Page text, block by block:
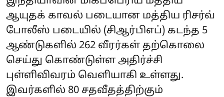
ஆயுதக் காவல் படையான மத்திய ரிசர்வ்
போலீஸ் படையில் (சிஆர்பிஎப்) கடந்த 5
ஆண்டுகளில் 262 வீரர்கள் தற்கொலை
செய்து கொண்டுள்ள அதிர்ச்சி
புள்ளிவிவரம் வெளியாகி உள்ளது.
இவர்களில் 80 சதவீதத்திற்கும்